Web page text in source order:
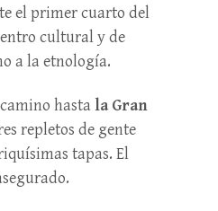
el primer cuarto del
cultural y de
a la etnología.
hasta la Gran
repletos de gente
tapas. El